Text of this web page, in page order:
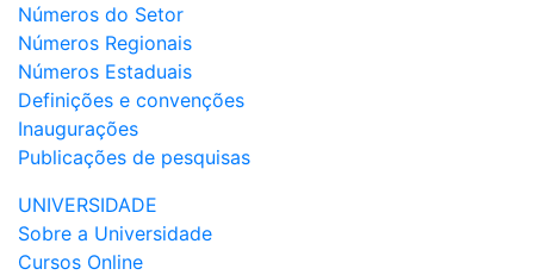
Números do Setor
Números Regionais
Números Estaduais
Definições e convenções
Inaugurações
Publicações de pesquisas
UNIVERSIDADE
Sobre a Universidade
Cursos Online